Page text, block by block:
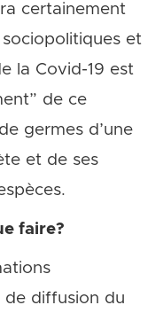
certainement
et
la Covid-19 est
de ce
germes d’une
et de ses
faire?
de diffusion du